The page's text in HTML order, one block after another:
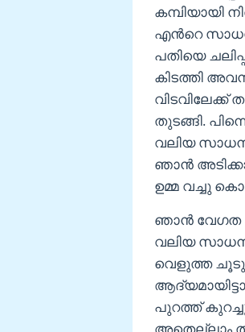
കമ്പിയായി
എൻറെ
പതിയെ
കിടത്തി
വിടവിലേക്ക്
തുടങ്ങി.
വലിയ
ഞാൻ
ഉമ്മ വച്ചു
ഞാൻ വേഗത
വലിയ
വെളുത്ത ചൂടു
പുറത്ത്